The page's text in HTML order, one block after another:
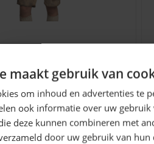
Tiroler hoed
als je direct
Oktoberfest outfit
Nederland, voor elk
altijd een
(Geitenleer)
€ 129,99
maakt gebruik van
om inhoud en advertenties te
ook informatie over uw
deze kunnen combineren met
door uw gebruik van hun
Schrijf je nu in voor de
tot exclusieve